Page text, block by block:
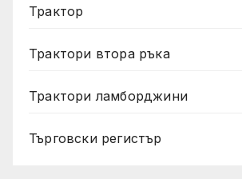
Трактор
Трактори втора ръка
Трактори ламборджини
Търговски регистър